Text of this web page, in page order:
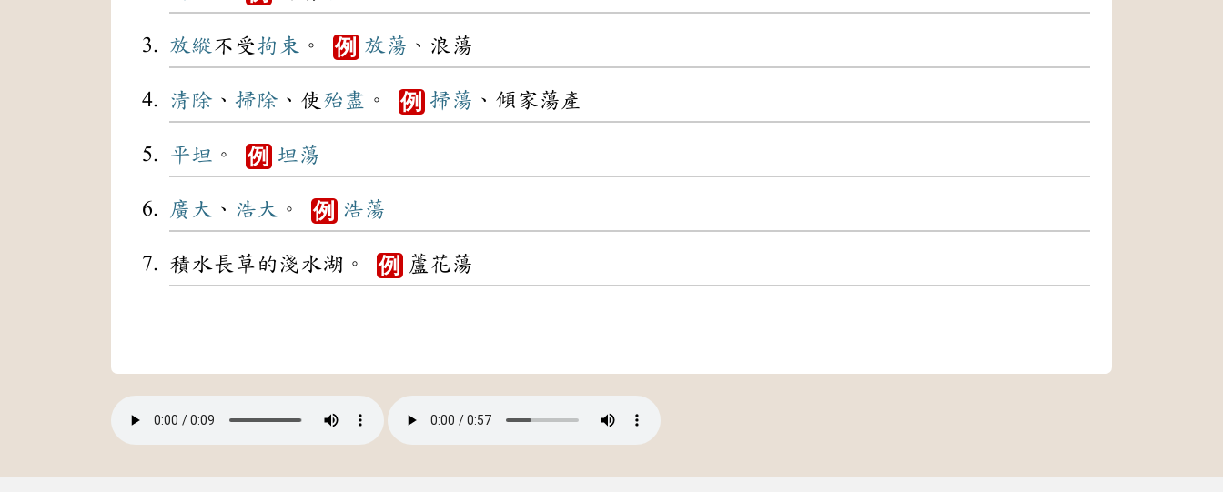
放縱 不受拘束 。 例 放蕩 、浪蕩
清除 、 掃除 、使 殆盡 。 例 掃蕩 、傾家蕩產
平坦 。 例 坦蕩
廣大 、 浩大 。 例 浩蕩
積水長草的淺水湖。 例 蘆花蕩